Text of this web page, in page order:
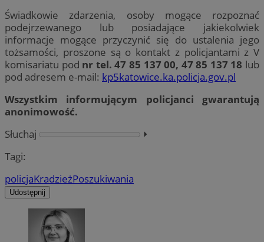
Świadkowie zdarzenia, osoby mogące rozpoznać
podejrzewanego lub posiadające jakiekolwiek
informacje mogące przyczynić się do ustalenia jego
tożsamości, proszone są o kontakt z policjantami z V
komisariatu pod nr tel. 47 85 137 00, 47 85 137 18 lub
pod adresem e-mail: kp5katowice.ka.policja.gov.pl
Wszystkim informującym policjanci gwarantują
anonimowość.
Słuchaj
⏵︎
Tagi:
policjaKradzieżPoszukiwania
Udostępnij